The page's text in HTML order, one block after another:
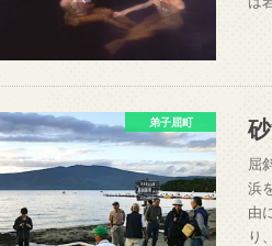
弟子屈町
屈
浜
由
り